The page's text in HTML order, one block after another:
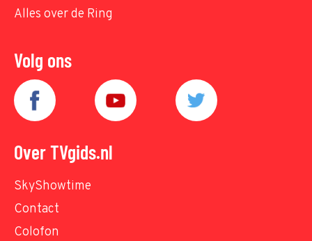
Alles over de Ring
Volg ons
Over TVgids.nl
SkyShowtime
Contact
Colofon